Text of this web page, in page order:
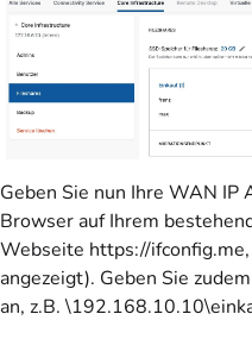
Geben Sie nun Ihre WAN IP
Browser auf Ihrem
Webseite https://
angezeigt). Geben Sie
an, z.B.